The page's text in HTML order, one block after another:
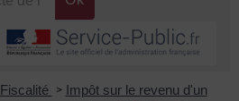
Fiscalité > Impôt sur le revenu d'un